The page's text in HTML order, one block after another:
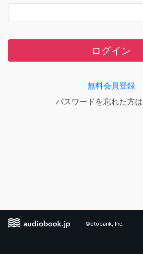
ログイン
無料会員登録
パスワードを忘れた方は
©otobank, Inc.